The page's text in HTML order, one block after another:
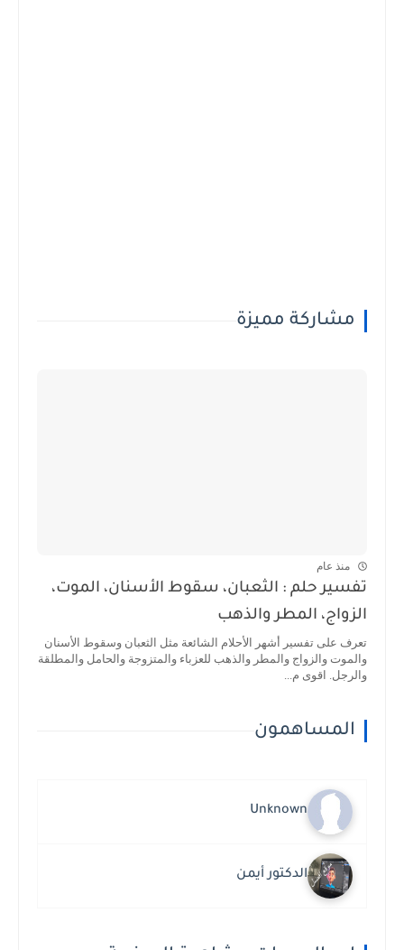
مشاركة مميزة
منذ عام
تفسير حلم : الثعبان، سقوط الأسنان، الموت،
الزواج، المطر والذهب
تعرف على تفسير أشهر الأحلام الشائعة مثل الثعبان وسقوط الأسنان
والموت والزواج والمطر والذهب للعزباء والمتزوجة والحامل والمطلقة
والرجل. اقوى م...
المساهمون
Unknown
الدكتور أيمن